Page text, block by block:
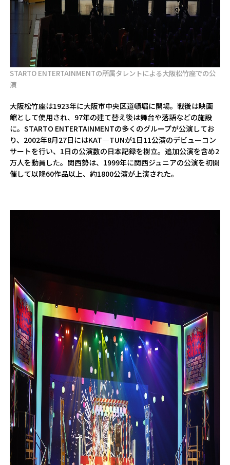
STARTO ENTERTAINMENTの所属タレントによる大阪松竹座での公
演
大阪松竹座は1923年に大阪市中央区道頓堀に開場。戦後は映画
館として使用され、97年の建て替え後は舞台や落語などの施設
に。STARTO ENTERTAINMENTの多くのグループが公演してお
り、2002年8月27日にはKAT―TUNが1日11公演のデビューコン
サートを行い、1日の公演数の日本記録を樹立。追加公演を含め2
万人を動員した。関西勢は、1999年に関西ジュニアの公演を初開
催して以降60作品以上、約1800公演が上演された。